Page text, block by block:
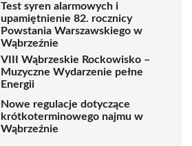
Test syren alarmowych i
upamiętnienie 82. rocznicy
Powstania Warszawskiego w
Wąbrzeźnie
VIII Wąbrzeskie Rockowisko –
Muzyczne Wydarzenie pełne
Energii
Nowe regulacje dotyczące
krótkoterminowego najmu w
Wąbrzeźnie